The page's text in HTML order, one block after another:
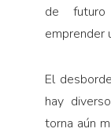
de futuro
emprender
El
hay
torna aún